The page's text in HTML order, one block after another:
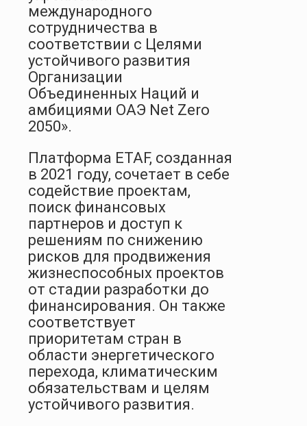
международного
сотрудничества в
соответствии с Целями
устойчивого развития
Организации
Объединенных Наций и
амбициями ОАЭ Net Zero
2050».
Платформа ETAF, созданная
в 2021 году, сочетает в себе
содействие проектам,
поиск финансовых
партнеров и доступ к
решениям по снижению
рисков для продвижения
жизнеспособных проектов
от стадии разработки до
финансирования. Он также
соответствует
приоритетам стран в
области энергетического
перехода, климатическим
обязательствам и целям
устойчивого развития.